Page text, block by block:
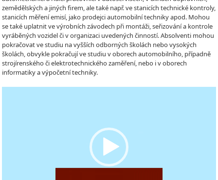
zemědělských a jiných firem, ale také např. ve stanicích technické kontroly,
stanicích měření emisí, jako prodejci automobilní techniky apod. Mohou
se také uplatnit ve výrobních závodech při montáži, seřizování a kontrole
vyráběných vozidel či v organizaci uvedených činností. Absolventi mohou
pokračovat ve studiu na vyšších odborných školách nebo vysokých
školách, obvykle pokračují ve studiu v oborech automobilního, případně
strojírenského či elektrotechnického zaměření, nebo i v oborech
informatiky a výpočetní techniky.